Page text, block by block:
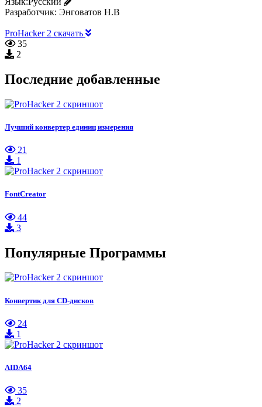
Разработчик: Энговатов Н.В
ProHacker 2 скачать
35
2
Последние добавленные
Лучший конвертер единиц измерения
21
1
FontCreator
44
3
Популярные Программы
Конвертик для CD-дисков
24
1
AIDA64
35
2